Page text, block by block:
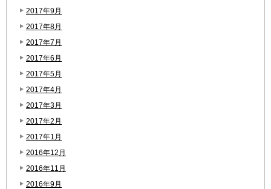
2017年9月
2017年8月
2017年7月
2017年6月
2017年5月
2017年4月
2017年3月
2017年2月
2017年1月
2016年12月
2016年11月
2016年9月